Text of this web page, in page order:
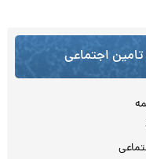
اجتماعی